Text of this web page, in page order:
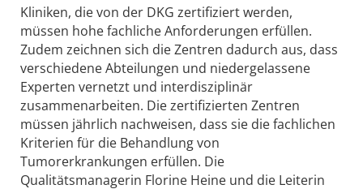
Kliniken, die von der DKG zertifiziert werden,
müssen hohe fachliche Anforderungen erfüllen.
Zudem zeichnen sich die Zentren dadurch aus, dass
verschiedene Abteilungen und niedergelassene
Experten vernetzt und interdisziplinär
zusammenarbeiten. Die zertifizierten Zentren
müssen jährlich nachweisen, dass sie die fachlichen
Kriterien für die Behandlung von
Tumorerkrankungen erfüllen. Die
Qualitätsmanagerin Florine Heine und die Leiterin